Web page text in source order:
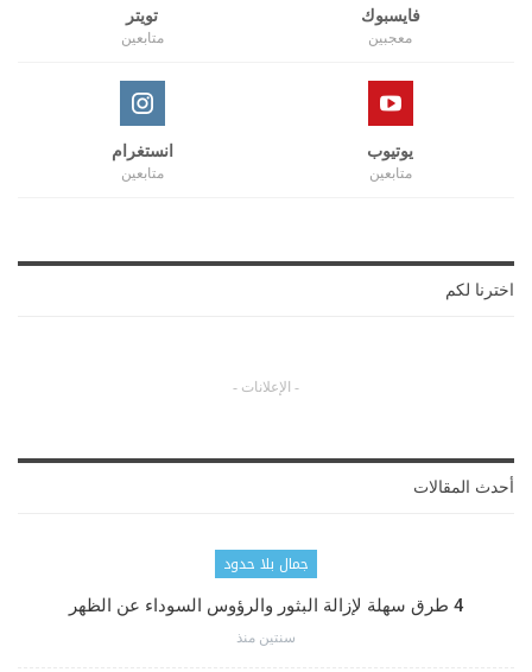
فايسبوك
معجبين
تويتر
متابعين
يوتيوب
متابعين
انستغرام
متابعين
اخترنا لكم
- الإعلانات -
أحدث المقالات
جمال بلا حدود
4 طرق سهلة لإزالة البثور والرؤوس السوداء عن الظهر
سنتين منذ